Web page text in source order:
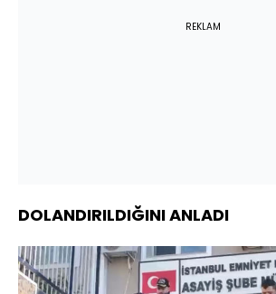
REKLAM
DOLANDIRILDIĞINI ANLADI